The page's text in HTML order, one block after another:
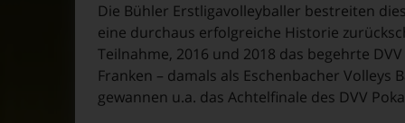
Die Bühler Erstligavolleyballer bestreiten
eine durchaus erfolgreiche Historie
Teilnahme, 2016 und 2018 das begehrte
Franken – damals als Eschenbacher Volleys
gewannen u.a. das Achtelfinale des DVV